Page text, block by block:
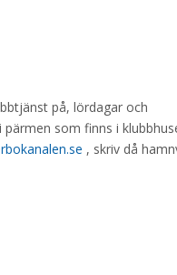
på, lördagar och
som finns i
, skriv då